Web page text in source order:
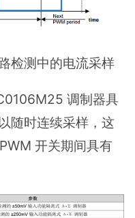
检测中的电流采样
调制器具
随时连续采样，这
开关期间具有